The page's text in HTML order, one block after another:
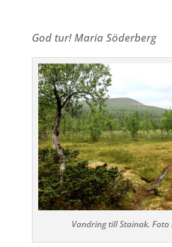
God tur! Maria Söderberg
Vandring till Stainak.